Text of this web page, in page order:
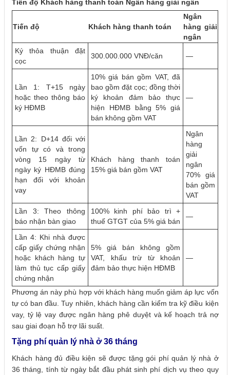
Tiến độ Khách hàng thanh toán Ngân hàng giải ngân
Tiến độ Khách hàng thanh toán
Ngân
hàng giải
ngân
Ký thỏa thuận đặt
cọc
300.000.000 VNĐ/căn —
Lần 1: T+15 ngày
hoặc theo thông báo
ký HĐMB
10% giá bán gồm VAT, đã
bao gồm đặt cọc; đồng thời
ký khoản đảm bảo thực
hiện HĐMB bằng 5% giá
bán không gồm VAT
—
Lần 2: D+14 đối với
vốn tự có và trong
vòng 15 ngày từ
ngày ký HĐMB đúng
hạn đối với khoản
vay
Khách hàng thanh toán
15% giá bán gồm VAT
Ngân
hàng
giải
ngân
70% giá
bán gồm
VAT
Lần 3: Theo thông
báo nhận bàn giao
100% kinh phí bảo trì +
thuế GTGT của 5% giá bán
—
Lần 4: Khi nhà được
cấp giấy chứng nhận
hoặc khách hàng tự
làm thủ tục cấp giấy
chứng nhận
5% giá bán không gồm
VAT, khấu trừ từ khoản
đảm bảo thực hiện HĐMB
—
Phương án này phù hợp với khách hàng muốn giảm áp lực vốn
tự có ban đầu. Tuy nhiên, khách hàng cần kiểm tra kỹ điều kiện
vay, tỷ lệ vay được ngân hàng phê duyệt và kế hoạch trả nợ
sau giai đoạn hỗ trợ lãi suất.
Tặng phí quản lý nhà ở 36 tháng
Khách hàng đủ điều kiện sẽ được tặng gói phí quản lý nhà ở
36 tháng, tính từ ngày bắt đầu phát sinh phí dịch vụ theo quy